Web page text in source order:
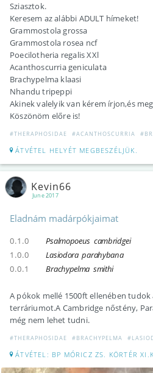
Sziasztok.
Keresem az alábbi ADULT hímeket!
Grammostola grossa
Grammostola rosea ncf
Poecilotheria regalis XXl
Acanthoscurria geniculata
Brachypelma klaasi
Nhandu tripeppi
Akinek valelyik van kérem írjon,és
Köszönöm előre is!
#THERAPHOSIDAE #ACANTHOSCURRIA
ÁTVÉTEL HELYÉT MEGBESZÉLJÜK.
June 2017
Kevin66
Eladnám madárpókjaimat
0.1.0 Psalmopoeus cambridgei
1.0.0
Lasiodora parahybana
0.0.1
Brachypelma smithi
A pókok mellé 1500ft ellenében tudok
terráriumot.A Cambridge nőstény,
még nem lehet tudni.
#THERAPHOSIDAE #BRACHYPELMA
ÁTVÉTEL: BP MÓRICZ ZS. KÖRTÉR